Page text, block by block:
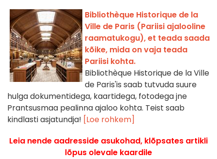
Bibliothèque Historique de la
Ville de Paris (Pariisi ajalooline
raamatukogu), et teada saada
kõike, mida on vaja teada
Pariisi kohta.
Bibliothèque Historique de la Ville
de Paris'is saab tutvuda suure
hulga dokumentidega, kaartidega, fotodega jne
Prantsusmaa pealinna ajaloo kohta. Teist saab
kindlasti asjatundja! [Loe rohkem]
Leia nende aadresside asukohad, klõpsates artikli
lõpus olevale kaardile